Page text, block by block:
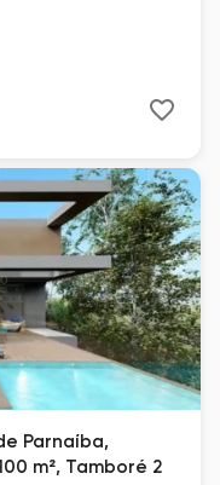
Parnaíba,
m², Tamboré 2